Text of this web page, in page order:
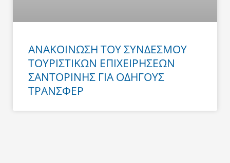
ΑΝΑΚΟΙΝΩΣΗ ΤΟΥ ΣΥΝΔΕΣΜΟΥ
ΤΟΥΡΙΣΤΙΚΩΝ ΕΠΙΧΕΙΡΗΣΕΩΝ
ΣΑΝΤΟΡΙΝΗΣ ΓΙΑ ΟΔΗΓΟΥΣ
ΤΡΑΝΣΦΕΡ